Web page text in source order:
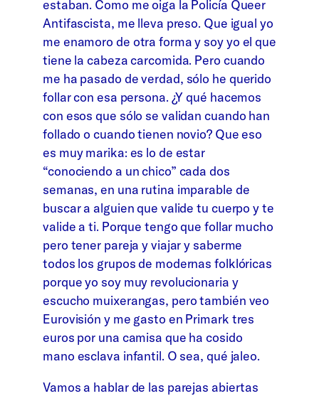
estaban. Como me oiga la Policía Queer
Antifascista, me lleva preso. Que igual yo
me enamoro de otra forma y soy yo el que
tiene la cabeza carcomida. Pero cuando
me ha pasado de verdad, sólo he querido
follar con esa persona. ¿Y qué hacemos
con esos que sólo se validan cuando han
follado o cuando tienen novio? Que eso
es muy marika: es lo de estar
“conociendo a un chico” cada dos
semanas, en una rutina imparable de
buscar a alguien que valide tu cuerpo y te
valide a ti. Porque tengo que follar mucho
pero tener pareja y viajar y saberme
todos los grupos de modernas folklóricas
porque yo soy muy revolucionaria y
escucho muixerangas, pero también veo
Eurovisión y me gasto en Primark tres
euros por una camisa que ha cosido
mano esclava infantil. O sea, qué jaleo.
Vamos a hablar de las parejas abiertas